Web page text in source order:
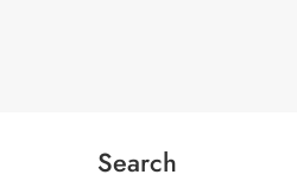
Search